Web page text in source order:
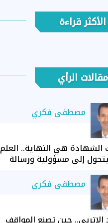
الأكثر قراءة
مقالات الرأي
مصطفى فكري
هي النهاية.. العلم
إلى مسؤولية ورسالة
مصطفى فكري
حين تصنع المواقف